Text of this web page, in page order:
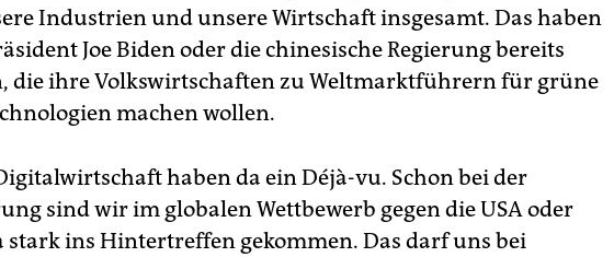
Industrien und unsere Wirtschaft insgesamt. Das haben
Joe Biden oder die chinesische Regierung bereits
die ihre Volkswirtschaften zu Weltmarktführern für grüne
machen wollen.
haben da ein Déjà-vu. Schon bei der
sind wir im globalen Wettbewerb gegen die USA oder
stark ins Hintertreffen gekommen. Das darf uns bei